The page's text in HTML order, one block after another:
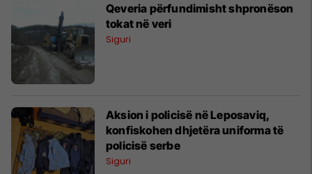
Qeveria përfundimisht shpronëson
tokat në veri
Siguri
Aksion i policisë në Leposaviq,
konfiskohen dhjetëra uniforma të
policisë serbe
Siguri